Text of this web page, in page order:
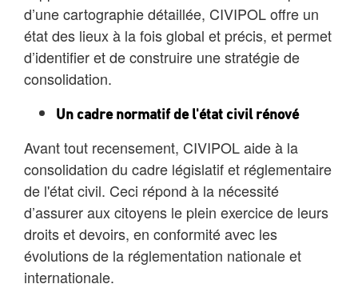
d’une cartographie détaillée, CIVIPOL offre un
état des lieux à la fois global et précis, et permet
d’identifier et de construire une stratégie de
consolidation.
Un cadre normatif de l'état civil rénové
Avant tout recensement, CIVIPOL aide à la
consolidation du cadre législatif et réglementaire
de l'état civil. Ceci répond à la nécessité
d’assurer aux citoyens le plein exercice de leurs
droits et devoirs, en conformité avec les
évolutions de la réglementation nationale et
internationale.